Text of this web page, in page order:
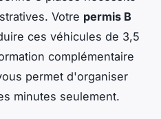
Votre permis B
ces véhicules de 3,5
complémentaire
permet d'organiser
minutes seulement.